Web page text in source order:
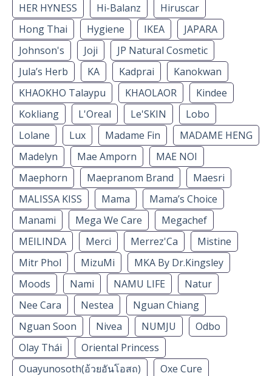
HER HYNESS
Hi-Balanz
Hiruscar
Hong Thai
Hygiene IKEA
JAPARA
Johnson's
Joji
JP Natural Cosmetic
Jula’s Herb
KA Kadprai
Kanokwan
KHAOKHO Talaypu
KHAOLAOR
Kindee
Kokliang
L'Oreal Le'SKIN
Lobo
Lolane
Lux Madame Fin
MADAME HENG
Madelyn
Mae Amporn
MAE NOI
Maephorn
Maepranom Brand
Maesri
MALISSA KISS
Mama
Mama’s Choice
Manami
Mega We Care
Megachef
MEILINDA
Merci Merrez'Ca
Mistine
Mitr Phol
MizuMi
MKA By Dr.Kingsley
Moods
Nami NAMU LIFE
Natur
Nee Cara
Nestea
Nguan Chiang
Nguan Soon
Nivea NUMJU
Odbo
Olay Thái
Oriental Princess
Ouayunosoth(อ้วยอันโอสถ)
Oxe Cure